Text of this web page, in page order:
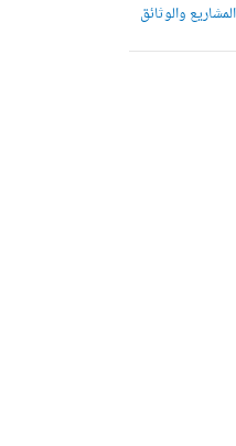
والوثائق